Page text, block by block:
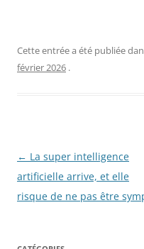
Cette entrée a été publiée
février 2026 .
Navigation
des
articles
← La super intelligence
artificielle arrive, et elle
risque de ne pas être